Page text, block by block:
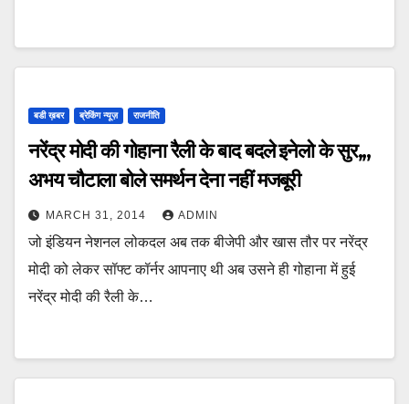
बडी ख़बर ब्रेकिंग न्यूज़ राजनीति
नरेंद्र मोदी की गोहाना रैली के बाद बदले इनेलो के सुर,,,
अभय चौटाला बोले समर्थन देना नहीं मजबूरी
MARCH 31, 2014 ADMIN
जो इंडियन नेशनल लोकदल अब तक बीजेपी और खास तौर पर नरेंद्र
मोदी को लेकर सॉफ्ट कॉर्नर आपनाए थी अब उसने ही गोहाना में हुई
नरेंद्र मोदी की रैली के…